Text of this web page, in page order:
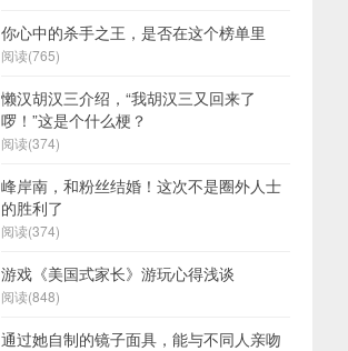
你心中的杀手之王，是否在这个榜单里
阅读(765)
懒汉胡汉三介绍，“我胡汉三又回来了
啰！”这是个什么梗？
阅读(374)
峰岸南，和粉丝结婚！这次不是圈外人士
的胜利了
阅读(374)
游戏《美国式家长》游玩心得浅谈
阅读(848)
通过她自制的镜子面具，能与不同人亲吻